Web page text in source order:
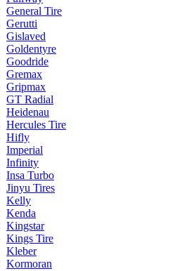
General Tire
Gerutti
Gislaved
Goldentyre
Goodride
Gremax
Gripmax
GT Radial
Heidenau
Hercules Tire
Hifly
Imperial
Infinity
Insa Turbo
Jinyu Tires
Kelly
Kenda
Kingstar
Kings Tire
Kleber
Kormoran